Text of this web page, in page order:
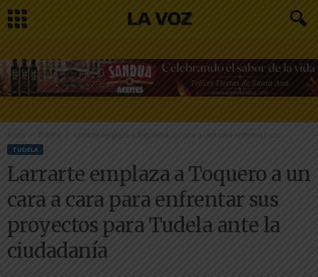
Inicio Tudela Larrarte emplaza a Toquero a un cara a cara para enfrentar sus...
TUDELA
Larrarte emplaza a Toquero a un
cara a cara para enfrentar sus
proyectos para Tudela ante la
ciudadanía